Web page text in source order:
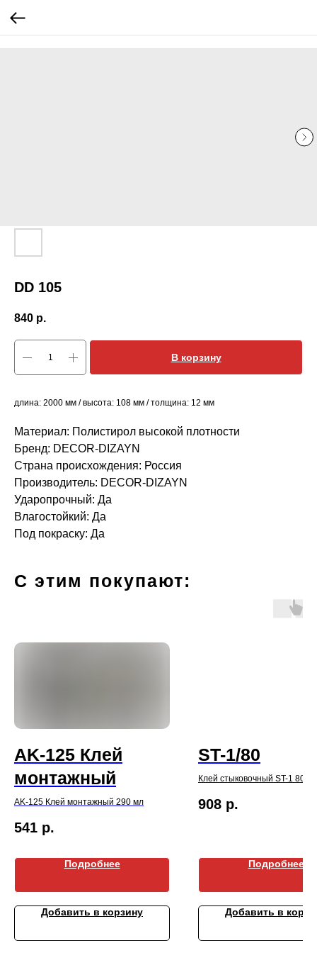
DD 105
840 р.
В корзину
длина: 2000 мм / высота: 108 мм / толщина: 12 мм
Материал: Полистирол высокой плотности
Бренд: DECOR-DIZAYN
Страна происхождения: Россия
Производитель: DECOR-DIZAYN
Ударопрочный: Да
Влагостойкий: Да
Под покраску: Да
С этим покупают:
AK-125 Клей
монтажный
AK-125 Клей монтажный 290 мл
541 р.
Подробнее
Добавить в корзину
ST-1/80
Клей стыковочный ST-1 80 мл
908 р.
Подробнее
Добавить в